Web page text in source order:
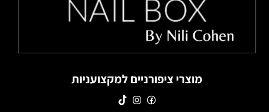
מוצרי ציפורניים למקצועניות